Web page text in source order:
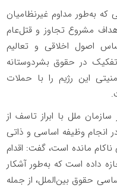
به‌طور مداوم غیرنظامیان
مشروع تجاوز و قتل‌عام
اصول اخلاقی و تعالیم
در حقوق بشردوستانه
این رژیم را با حملات
ملل با ابراز تاسف از
انجام وظیفه اساسی و ذاتی
مانده است، گفت: اقدام
داده است که به‌طور آشکار
حقوق بین‌الملل، از جمله